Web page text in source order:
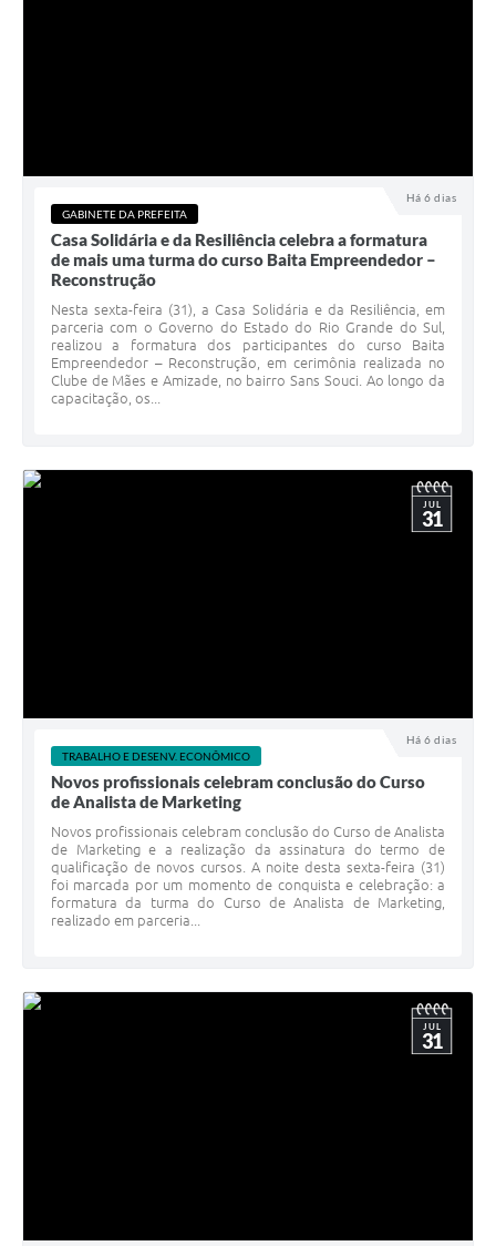
Há 6 dias
GABINETE DA PREFEITA
Casa Solidária e da Resiliência celebra a formatura
de mais uma turma do curso Baita Empreendedor –
Reconstrução
Nesta sexta-feira (31), a Casa Solidária e da Resiliência, em
parceria com o Governo do Estado do Rio Grande do Sul,
realizou a formatura dos participantes do curso Baita
Empreendedor – Reconstrução, em cerimônia realizada no
Clube de Mães e Amizade, no bairro Sans Souci. Ao longo da
capacitação, os...
Há 6 dias
JUL
31
TRABALHO E DESENV. ECONÔMICO
Novos profissionais celebram conclusão do Curso
de Analista de Marketing
Novos profissionais celebram conclusão do Curso de Analista
de Marketing e a realização da assinatura do termo de
qualificação de novos cursos. A noite desta sexta-feira (31)
foi marcada por um momento de conquista e celebração: a
formatura da turma do Curso de Analista de Marketing,
realizado em parceria...
JUL
31